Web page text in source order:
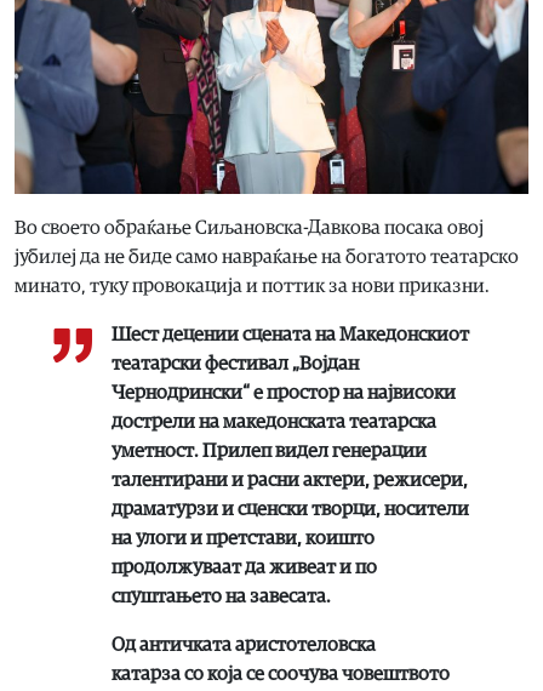
Во своето обраќање Сиљановска-Давкова посака овој
јубилеј да не биде само навраќање на богатото театарско
минато, туку провокација и поттик за нови приказни.
Шест децении сцената на Македонскиот
театарски фестивал „Војдан
Чернодрински“ е простор на највисоки
дострели на македонската театарска
уметност. Прилеп видел генерации
талентирани и расни актери, режисери,
драматурзи и сценски творци, носители
на улоги и претстави, коишто
продолжуваат да живеат и по
спуштањето на завесата.
Од античката аристотеловска
катарза со која се соочува човештвото